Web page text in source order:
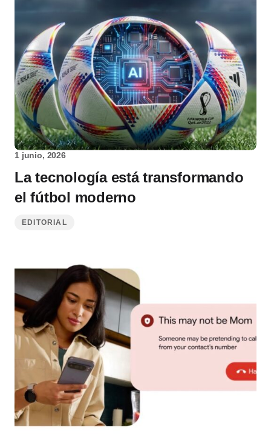
1 junio, 2026
La tecnología está transformando
el fútbol moderno
EDITORIAL